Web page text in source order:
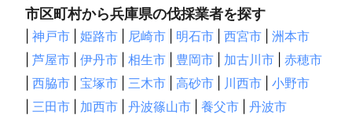
市区町村から兵庫県の伐採業者を探す
神戸市 姫路市 尼崎市 明石市 西宮市
洲本市
芦屋市 伊丹市 相生市 豊岡市 加古川市
赤穂市
西脇市 宝塚市 三木市 高砂市 川西市
小野市
三田市 加西市 丹波篠山市 養父市
丹波市